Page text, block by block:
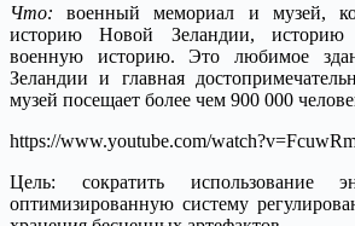
Что: военный мемориал и музей,
историю Новой Зеландии,
военную историю. Это любимое
Зеландии и главная
музей посещает более чем 900 000
https://www.youtube.com/
Цель: сократить использование
оптимизированную систему